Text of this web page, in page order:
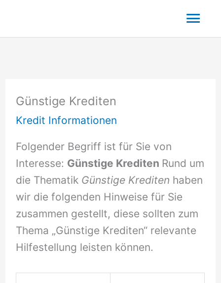
springen
Günstige Krediten
Kredit Informationen
Folgender Begriff ist für Sie von
Interesse: Günstige Krediten Rund um
die Thematik Günstige Krediten haben
wir die folgenden Hinweise für Sie
zusammen gestellt, diese sollten zum
Thema „Günstige Krediten“ relevante
Hilfestellung leisten können.